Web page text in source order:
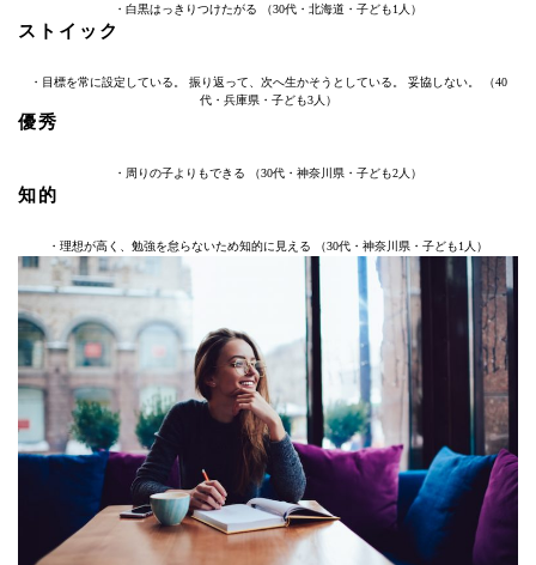
・白黒はっきりつけたがる （30代・北海道・子ども1人）
ストイック
・目標を常に設定している。 振り返って、次へ生かそうとしている。 妥協しない。 （40
代・兵庫県・子ども3人）
優秀
・周りの子よりもできる （30代・神奈川県・子ども2人）
知的
・理想が高く、勉強を怠らないため知的に見える （30代・神奈川県・子ども1人）